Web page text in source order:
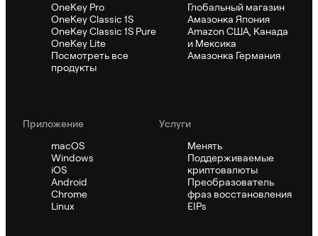
OneKey Pro
OneKey Classic 1S
OneKey Classic 1S Pure
OneKey Lite
Посмотреть все
продукты
Глобальный магазин
Амазонка Япония
Amazon США, Канада
и Мексика
Амазонка Германия
Приложение
macOS
Windows
iOS
Android
Chrome
Linux
Услуги
Менять
Поддерживаемые
криптовалюты
Преобразователь
фраз восстановления
EIPs